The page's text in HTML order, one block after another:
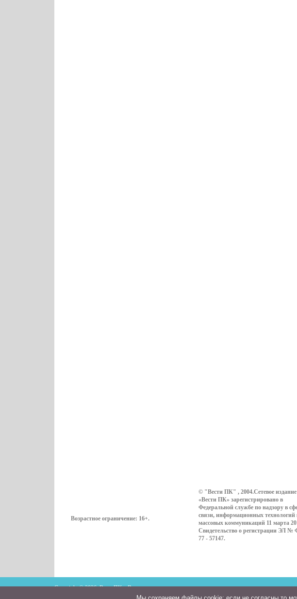
Возрастное ограничение: 16+.
© "Вести ПК" , 2004.Сетевое издание
«Вести ПК» зарегистрировано в
Федеральной службе по надзору в
связи, информационных технологий
массовых коммуникаций 11 марта
Свидетельство о регистрации ЭЛ №
77 - 57147.
Copyright © 2026. ВестиПК в Воронеже